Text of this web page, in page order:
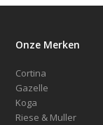
Onze Merken
Cortina
Gazelle
Koga
Riese & Muller